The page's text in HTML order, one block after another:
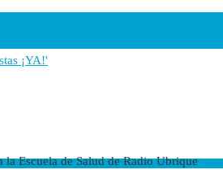
la Escuela de Salud de Radio Ubrique